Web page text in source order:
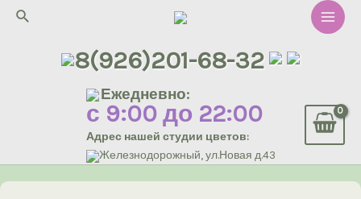
Перейти
Поиск
Main
8(926)201-68-32
Ежедневно:
с 9:00 до 22:00
Адрес нашей студии цветов:
Железнодорожный, ул.Новая д.43